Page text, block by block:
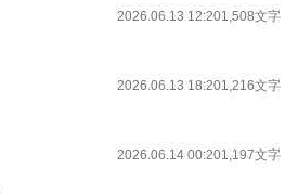
2026.06.13 12:201,508文字
2026.06.13 18:201,216文字
2026.06.14 00:201,197文字